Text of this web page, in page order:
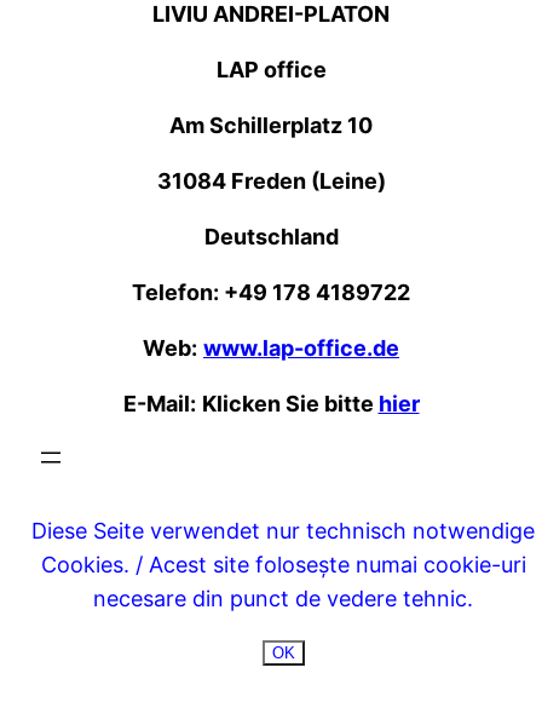
LIVIU ANDREI-PLATON
LAP office
Am Schillerplatz 10
31084 Freden (Leine)
Deutschland
Telefon: +49 178 4189722
Web: www.lap-office.de
E-Mail: Klicken Sie bitte hier
Diese Seite verwendet nur technisch notwendige
Cookies. / Acest site folosește numai cookie-uri
necesare din punct de vedere tehnic.
OK